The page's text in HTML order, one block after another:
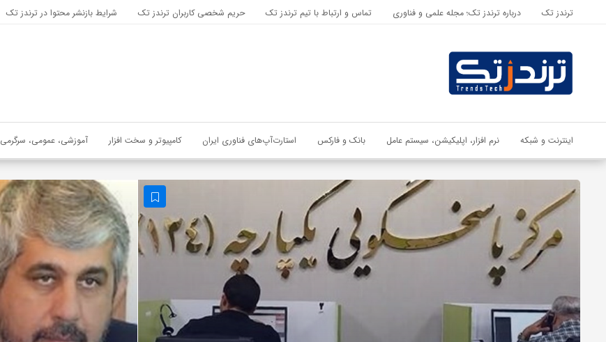
اشتراک گذاری
با استفاده از روش‌های زیر می‌توانید این صفحه را با دوستان خود به
اشتراک بگذارید.
ترندز تک درباره ترندز تک؛ مجله علمی و فناوری تماس و ارتباط با تیم ترندز تک حریم شخصی کاربران ترندز تک شرایط بازنشر محتوا در ترندز تک
اینترنت و شبکه نرم افزار، اپلیکیشن، سیستم عامل بانک و فارکس استارت‌آپ‌های فناوری ایران کامپیوتر و سخت افزار آموزشی، عمومی، سرگرمی